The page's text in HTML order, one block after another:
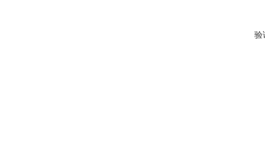
验